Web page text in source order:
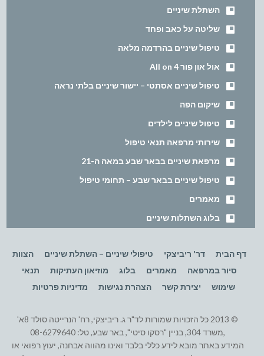
השתלת שיניים
שליטה על כאב ופחד
טיפול שיניים בהרדמה מלאה
אול און פור All on 4
טיפול שיניים אסתטי – יישור שיניים בלתי נראה
שיקום הפה
טיפול שיניים לילדים
שירותי מרפאה תנאי טיפול
מרפאת שיניים בבאר שבע במאה ה-21
טיפול שיניים בבאר שבע – תחומי טיפול
מאמרים
בלוג השתלות שיניים
דף הבית דר' ריביצקי טיפולי שיניים – השתלת שיניים
הצוות
סיור במרפאה
מאמרים בלוג מוזיאון העתיקות
תנאי
שימוש
יצירת קשר הצהרת נגישות מדיניות פרטיות
© 2013 כל הזכויות שמורות לד"ר ג. ריביצקי, רח' הנרייטה סולד 8א'
,משרד 304, בניין "רסקו סיטי", באר שבע, טל: 08-6279640
המידע באתר מובא לידע כללי בלבד ואינו מהווה אבחנה, יעוץ רפואי או